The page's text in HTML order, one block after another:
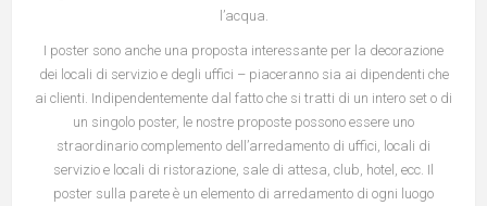
l’acqua.
I poster sono anche una proposta interessante per la decorazione
dei locali di servizio e degli uffici – piaceranno sia ai dipendenti che
ai clienti. Indipendentemente dal fatto che si tratti di un intero set o di
un singolo poster, le nostre proposte possono essere uno
straordinario complemento dell’arredamento di uffici, locali di
servizio e locali di ristorazione, sale di attesa, club, hotel, ecc. Il
poster sulla parete è un elemento di arredamento di ogni luogo